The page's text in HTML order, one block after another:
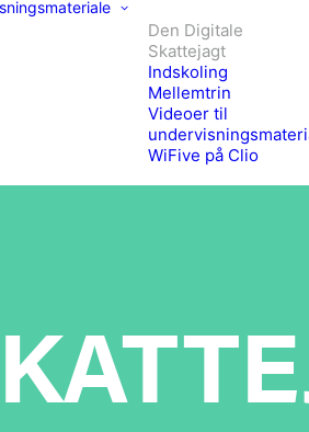
Den Digitale
Skattejagt
Indskoling
Mellemtrin
Videoer til
WiFive på Clio